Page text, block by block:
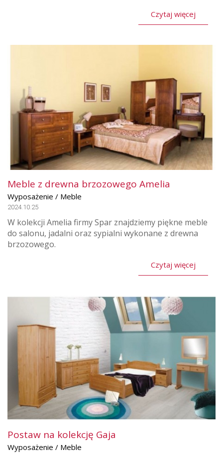
Czytaj więcej
Meble z drewna brzozowego Amelia
Wyposażenie / Meble
2024.10.25
W kolekcji Amelia firmy Spar znajdziemy piękne meble
do salonu, jadalni oraz sypialni wykonane z drewna
brzozowego.
Czytaj więcej
Postaw na kolekcję Gaja
Wyposażenie / Meble